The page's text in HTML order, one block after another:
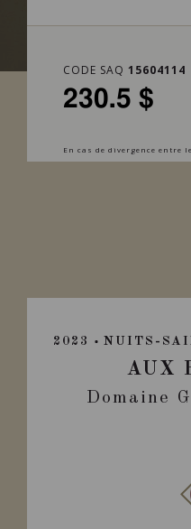
CODE SAQ 15604114
230.5 $
En cas de divergence entre
2023 NUITS-
AUX
Domaine